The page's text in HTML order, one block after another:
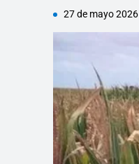
27 de mayo 2026